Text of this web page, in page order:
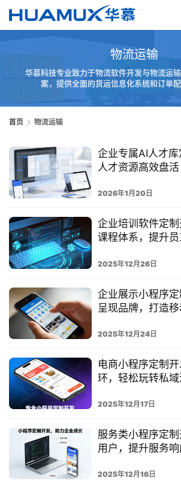
页
服
务
决
方
案
典
案
开
发
学
院
关
慕
物流运输
华慕科技专业致力于物流软件开发与物流运
案，提供全面的货运信息化系统和订单配
首页 物流运输
企业专属AI人才
人才资源高效盘活
2026年1月20日
企业培训软件定
课程体系，提升
2025年12月26日
企业展示小程序
呈现品牌，打造
2025年12月24日
电商小程序定制
环，轻松玩转私
2025年12月17日
服务类小程序定
用户，提升服务
2025年12月16日